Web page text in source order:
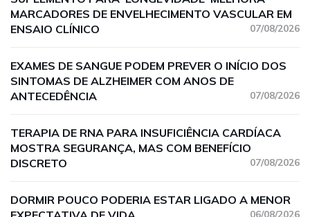
MARCADORES DE ENVELHECIMENTO VASCULAR EM
ENSAIO CLÍNICO
07/08/2026
EXAMES DE SANGUE PODEM PREVER O INÍCIO DOS
SINTOMAS DE ALZHEIMER COM ANOS DE
ANTECEDÊNCIA
07/08/2026
TERAPIA DE RNA PARA INSUFICIÊNCIA CARDÍACA
MOSTRA SEGURANÇA, MAS COM BENEFÍCIO
DISCRETO
07/08/2026
DORMIR POUCO PODERIA ESTAR LIGADO A MENOR
06/08/2026